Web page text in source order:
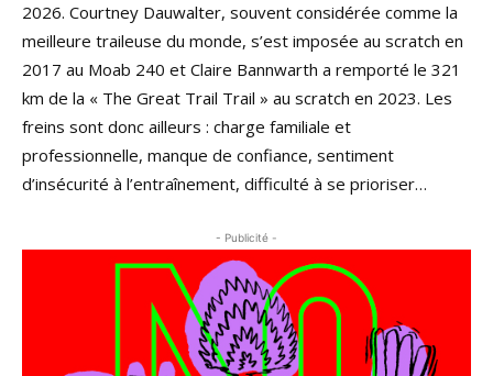
2026. Courtney Dauwalter, souvent considérée comme la
meilleure traileuse du monde, s’est imposée au scratch en
2017 au Moab 240 et Claire Bannwarth a remporté le 321
km de la « The Great Trail Trail » au scratch en 2023. Les
freins sont donc ailleurs : charge familiale et
professionnelle, manque de confiance, sentiment
d’insécurité à l’entraînement, difficulté à se prioriser…
- Publicité -